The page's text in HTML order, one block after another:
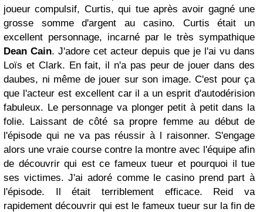
joueur compulsif, Curtis, qui tue après avoir gagné une
grosse somme d'argent au casino. Curtis était un
excellent personnage, incarné par le très sympathique
Dean Cain. J'adore cet acteur depuis que je l'ai vu dans
Loïs et Clark. En fait, il n'a pas peur de jouer dans des
daubes, ni même de jouer sur son image. C'est pour ça
que l'acteur est excellent car il a un esprit d'autodérision
fabuleux. Le personnage va plonger petit à petit dans la
folie. Laissant de côté sa propre femme au début de
l'épisode qui ne va pas réussir à l raisonner. S'engage
alors une vraie course contre la montre avec l'équipe afin
de découvrir qui est ce fameux tueur et pourquoi il tue
ses victimes. J'ai adoré comme le casino prend part à
l'épisode. Il était terriblement efficace. Reid va
rapidement découvrir qui est le fameux tueur sur la fin de